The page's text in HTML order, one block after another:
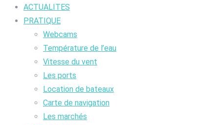
ACTUALITES
PRATIQUE
Webcams
Température de l’eau
Vitesse du vent
Les ports
Location de bateaux
Carte de navigation
Les marchés